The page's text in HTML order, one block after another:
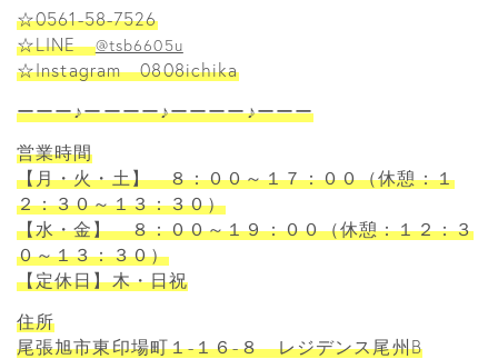
☆0561-58-7526
☆LINE@tsb6605u
☆Instagram 0808ichika
ーーー♪ーーーー♪ーーーー♪ーーー
営業時間
【月・火・土】 ８：００～１７：００（休憩：１
２：３０～１３：３０）
【水・金】 ８：００～１９：００（休憩：１２：３
０～１３：３０）
【定休日】木・日祝
住所
尾張旭市東印場町１-１６-８ レジデンス尾州B